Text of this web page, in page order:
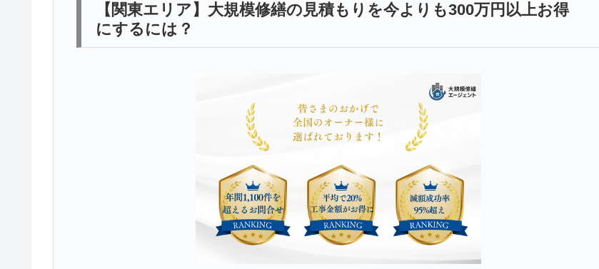
【関東エリア】大規模修繕の見積もりを今よりも300万円以上お得
にするには？